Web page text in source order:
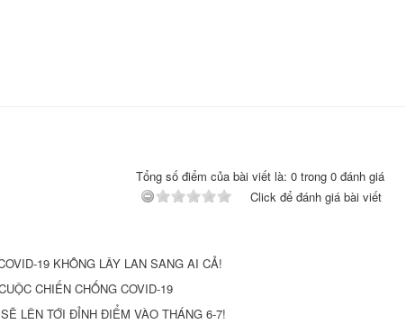
Tổng số điểm của bài viết là: 0 trong 0 đánh giá
Click để đánh giá bài viết
19 KHÔNG LÂY LAN SANG AI CẢ!
CHIẾN CHỐNG COVID-19
LÊN TỚI ĐỈNH ĐIỂM VÀO THÁNG 6-7!